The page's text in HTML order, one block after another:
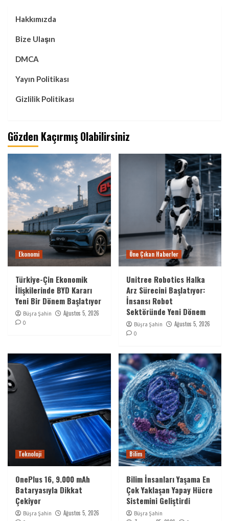
Hakkımızda
Bize Ulaşın
DMCA
Yayın Politikası
Gizlilik Politikası
Gözden Kaçırmış Olabilirsiniz
Ekonomi
Türkiye-Çin Ekonomik
İlişkilerinde BYD Kararı
Yeni Bir Dönem Başlatıyor
Büşra Şahin Ağustos 5, 2026
0
Öne Çıkan Haberler
Unitree Robotics Halka
Arz Sürecini Başlatıyor:
İnsansı Robot
Sektöründe Yeni Dönem
Büşra Şahin Ağustos 5, 2026
0
Teknoloji
OnePlus 16, 9.000 mAh
Bataryasıyla Dikkat
Çekiyor
Büşra Şahin Ağustos 5, 2026
Bilim
Bilim İnsanları Yaşama En
Çok Yaklaşan Yapay Hücre
Sistemini Geliştirdi
Büşra Şahin